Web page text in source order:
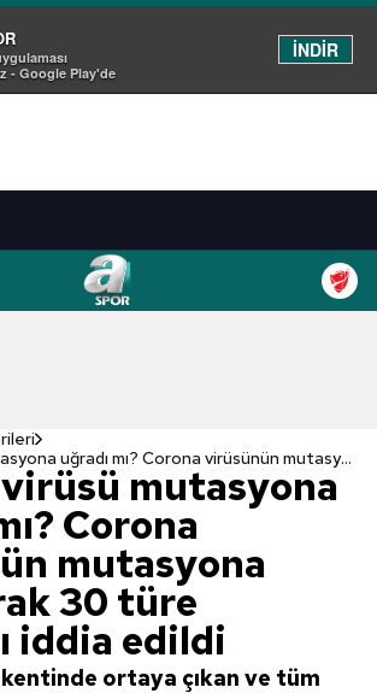
- Google Play'de
İNDİR
Corona virüsü mutasyona uğradı mı? Corona virüsünün mutasyona uğrayarak 30 türe ayrıldığı iddia edildi
mutasyona
Corona
mutasyona
30 türe
iddia edildi
ortaya çıkan ve tüm